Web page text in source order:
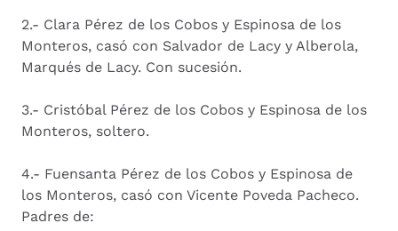
2.- Clara Pérez de los Cobos y Espinosa de los
Monteros, casó con Salvador de Lacy y Alberola,
Marqués de Lacy. Con sucesión.
3.- Cristóbal Pérez de los Cobos y Espinosa de los
Monteros, soltero.
4.- Fuensanta Pérez de los Cobos y Espinosa de
los Monteros, casó con Vicente Poveda Pacheco.
Padres de: